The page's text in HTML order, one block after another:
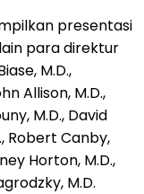
presentasi
para direktur
M.D.,
Allison, M.D.,
M.D., David
Robert Canby,
Horton, M.D.,
M.D.